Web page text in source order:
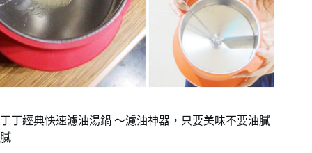
丁丁經典快速濾油湯鍋 ～濾油神器，只要美味不要油膩
膩